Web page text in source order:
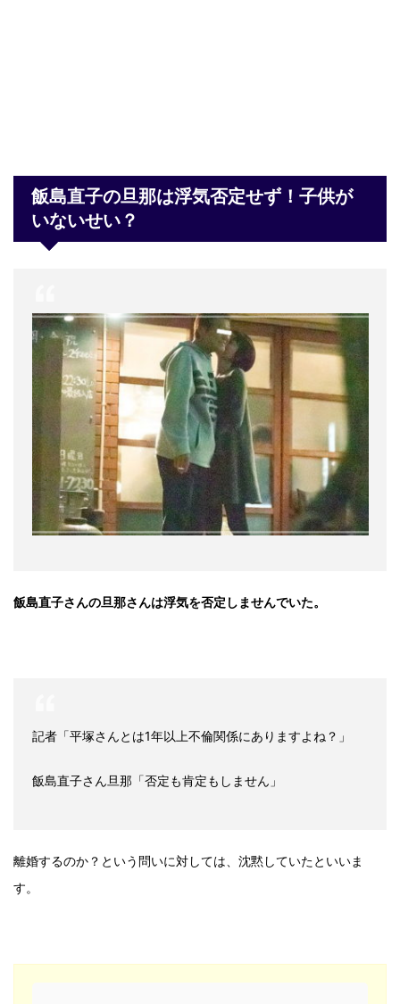
飯島直子の旦那は浮気否定せず！子供が
いないせい？
飯島直子さんの旦那さんは浮気を否定しませんでいた。
記者「平塚さんとは1年以上不倫関係にありますよね？」
飯島直子さん旦那「否定も肯定もしません」
離婚するのか？という問いに対しては、沈黙していたといいま
す。